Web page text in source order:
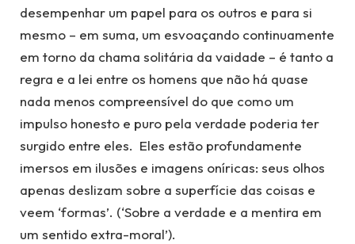
desempenhar um papel para os outros e para si
mesmo – em suma, um esvoaçando continuamente
em torno da chama solitária da vaidade – é tanto a
regra e a lei entre os homens que não há quase
nada menos compreensível do que como um
impulso honesto e puro pela verdade poderia ter
surgido entre eles. Eles estão profundamente
imersos em ilusões e imagens oníricas: seus olhos
apenas deslizam sobre a superfície das coisas e
veem ‘formas’. (‘Sobre a verdade e a mentira em
um sentido extra-moral’).